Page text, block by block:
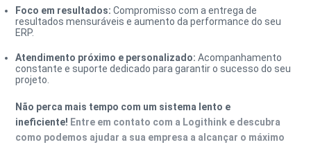
Foco em resultados: Compromisso com a entrega de
resultados mensuráveis e aumento da performance do seu
ERP.
Atendimento próximo e personalizado: Acompanhamento
constante e suporte dedicado para garantir o sucesso do seu
projeto.
Não perca mais tempo com um sistema lento e
ineficiente! Entre em contato com a Logithink e descubra
como podemos ajudar a sua empresa a alcançar o máximo